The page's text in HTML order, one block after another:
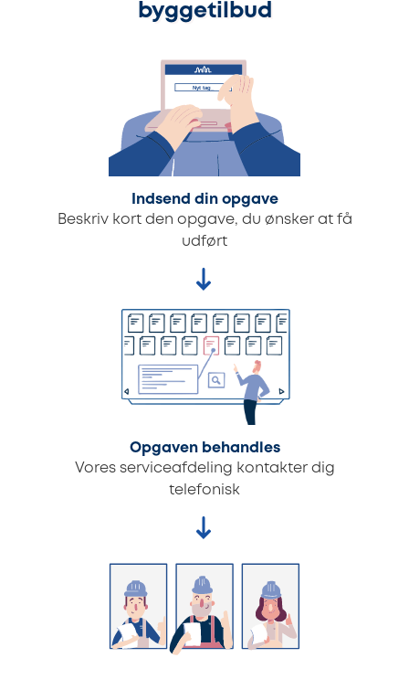
byggetilbud
Indsend din opgave
Beskriv kort den opgave, du ønsker at få
udført
Opgaven behandles
Vores serviceafdeling kontakter dig
telefonisk